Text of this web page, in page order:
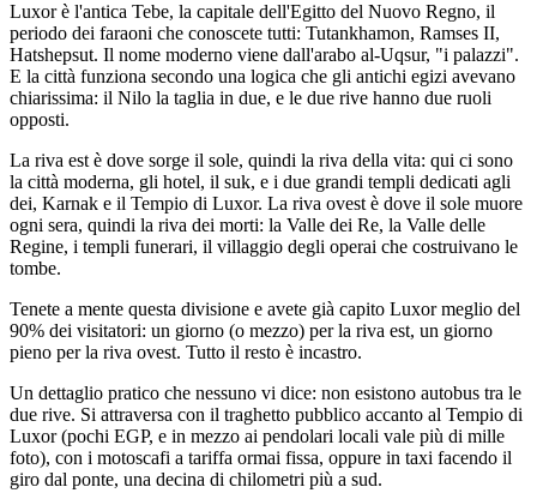
Luxor è l'antica Tebe, la capitale dell'Egitto del Nuovo Regno, il
periodo dei faraoni che conoscete tutti: Tutankhamon, Ramses II,
Hatshepsut. Il nome moderno viene dall'arabo al-Uqsur, "i palazzi".
E la città funziona secondo una logica che gli antichi egizi avevano
chiarissima: il Nilo la taglia in due, e le due rive hanno due ruoli
opposti.
La riva est è dove sorge il sole, quindi la riva della vita: qui ci sono
la città moderna, gli hotel, il suk, e i due grandi templi dedicati agli
dei, Karnak e il Tempio di Luxor. La riva ovest è dove il sole muore
ogni sera, quindi la riva dei morti: la Valle dei Re, la Valle delle
Regine, i templi funerari, il villaggio degli operai che costruivano le
tombe.
Tenete a mente questa divisione e avete già capito Luxor meglio del
90% dei visitatori: un giorno (o mezzo) per la riva est, un giorno
pieno per la riva ovest. Tutto il resto è incastro.
Un dettaglio pratico che nessuno vi dice: non esistono autobus tra le
due rive. Si attraversa con il traghetto pubblico accanto al Tempio di
Luxor (pochi EGP, e in mezzo ai pendolari locali vale più di mille
foto), con i motoscafi a tariffa ormai fissa, oppure in taxi facendo il
giro dal ponte, una decina di chilometri più a sud.